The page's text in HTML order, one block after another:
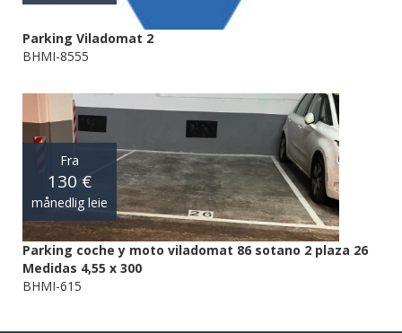
Parking Viladomat 2
BHMI-8555
Fra
130 €
månedlig leie
Parking coche y moto viladomat 86 sotano 2 plaza 26
Medidas 4,55 x 300
BHMI-615